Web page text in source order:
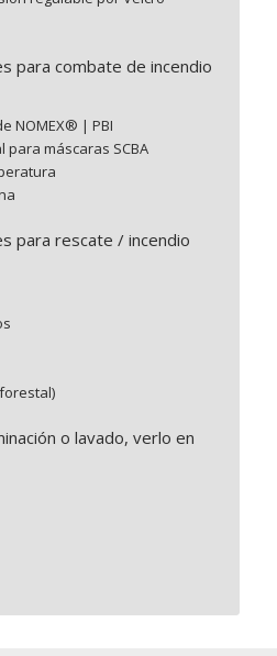
para combate de incendio
NOMEX® | PBI
máscaras SCBA
para rescate / incendio
o lavado, verlo en